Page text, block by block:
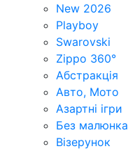
New 2026
Playboy
Swarovski
Zippo 360°
Абстракція
Авто, Мото
Азартні ігри
Без малюнка
Візерунок